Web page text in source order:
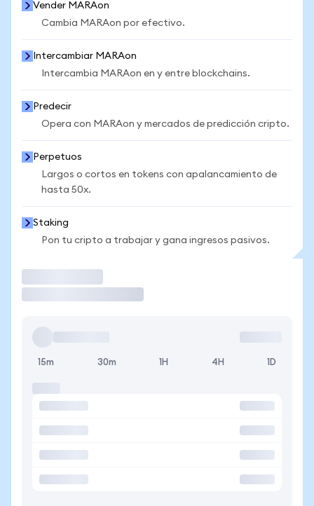
Vender MARAon
Cambia MARAon por efectivo.
Intercambiar MARAon
Intercambia MARAon en y entre blockchains.
Predecir
Opera con MARAon y mercados de predicción cripto.
Perpetuos
Largos o cortos en tokens con apalancamiento de
hasta 50x.
Staking
Pon tu cripto a trabajar y gana ingresos pasivos.
15m 30m 1H 4H 1D